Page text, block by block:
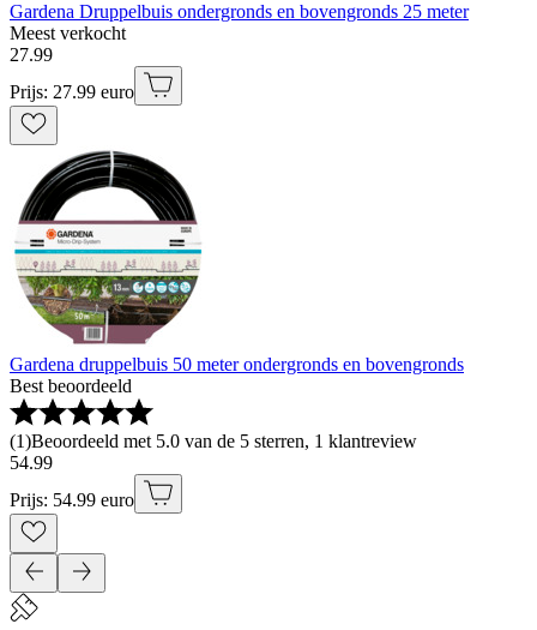
Gardena Druppelbuis ondergronds en bovengronds 25 meter
Meest verkocht
27.99
Prijs: 27.99 euro
Gardena druppelbuis 50 meter ondergronds en bovengronds
Best beoordeeld
(1)Beoordeeld met 5.0 van de 5 sterren, 1 klantreview
54.99
Prijs: 54.99 euro